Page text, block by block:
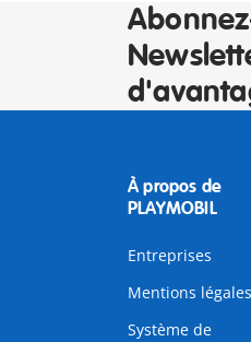
À propos de
PLAYMOBIL
Entreprises
Mentions légales
Système de